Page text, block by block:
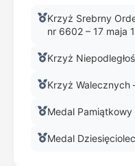
Krzyż Srebrny
nr 6602 – 17 maja
Krzyż
Krzyż Walecznych
Medal Pamiątkowy
Medal